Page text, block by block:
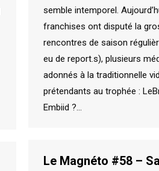
semble intemporel.
franchises ont disputé la
rencontres de saison
eu de report.s), plusieurs
adonnés à la traditionnelle
prétendants au trophée :
Embiid ?…
Le Magnéto #58 –